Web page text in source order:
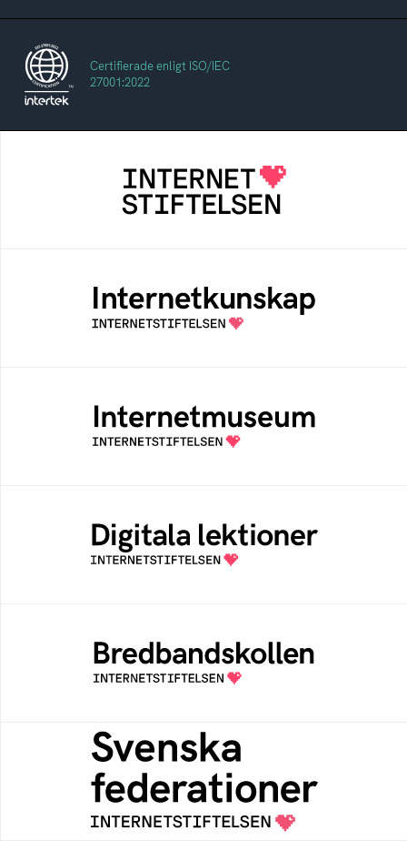
Certifierade enligt ISO/IEC
27001:2022
Internetstiftelsen verkar för ett internet som
bidrar positivt till människan och samhället
Samlad kunskap som hjälper dig att bli en
säker och medveten internetanvändare
Ett digitalt museum som byggts, och kureras
av Internetstiftelsen
Öppen digital lärresurs med färdiga lektioner
för alla stadier i grundskolan
Bredbandskollen är ett oberoende
konsumentverktyg som drivs av
Internetstiftelsen
Svenska federationer
Grunden för medlemskap i en sektors- eller
kontextspecifik federation